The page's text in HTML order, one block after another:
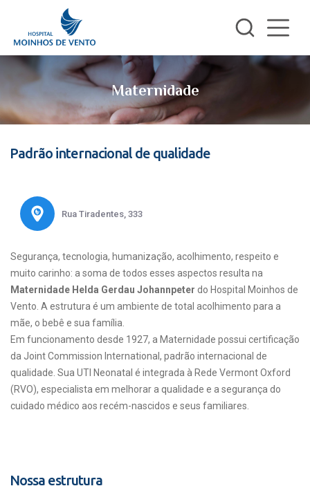
Maternidade
Padrão internacional de qualidade
Rua Tiradentes, 333
Segurança, tecnologia, humanização, acolhimento, respeito e
muito carinho: a soma de todos esses aspectos resulta na
Maternidade Helda Gerdau Johannpeter do Hospital Moinhos de
Vento. A estrutura é um ambiente de total acolhimento para a
mãe, o bebê e sua família.
Em funcionamento desde 1927, a Maternidade possui certificação
da Joint Commission International, padrão internacional de
qualidade. Sua UTI Neonatal é integrada à Rede Vermont Oxford
(RVO), especialista em melhorar a qualidade e a segurança do
cuidado médico aos recém-nascidos e seus familiares.
Nossa estrutura